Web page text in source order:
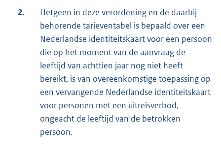
2.
Hetgeen in deze verordening en de daarbij
behorende tarieventabel is bepaald over een
Nederlandse identiteitskaart voor een persoon
die op het moment van de aanvraag de
leeftijd van achttien jaar nog niet heeft
bereikt, is van overeenkomstige toepassing op
een vervangende Nederlandse identiteitskaart
voor personen met een uitreisverbod,
ongeacht de leeftijd van de betrokken
persoon.